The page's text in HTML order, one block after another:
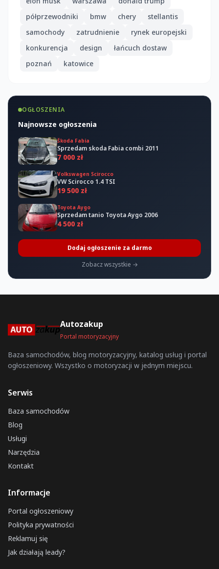
półprzewodniki
bmw chery
stellantis
samochody
zatrudnienie
rynek europejski
konkurencja
design
łańcuch dostaw
poznań
katowice
OGŁOSZENIA
Najnowsze ogłoszenia
Škoda Fabia
Sprzedam skoda Fabia combi 2011
7 000 zł
Volkswagen Scirocco
VW Scirocco 1.4 TSI
19 500 zł
Toyota Aygo
Sprzedam tanio Toyota Aygo 2006
4 500 zł
Dodaj ogłoszenie za darmo
Zobacz wszystkie →
Autozakup
Portal motoryzacyjny
Baza samochodów, blog motoryzacyjny, katalog usług i portal
ogłoszeniowy. Wszystko o motoryzacji w jednym miejscu.
Serwis
Baza samochodów
Blog
Usługi
Narzędzia
Kontakt
Informacje
Portal ogłoszeniowy
Polityka prywatności
Reklamuj się
Jak działają leady?